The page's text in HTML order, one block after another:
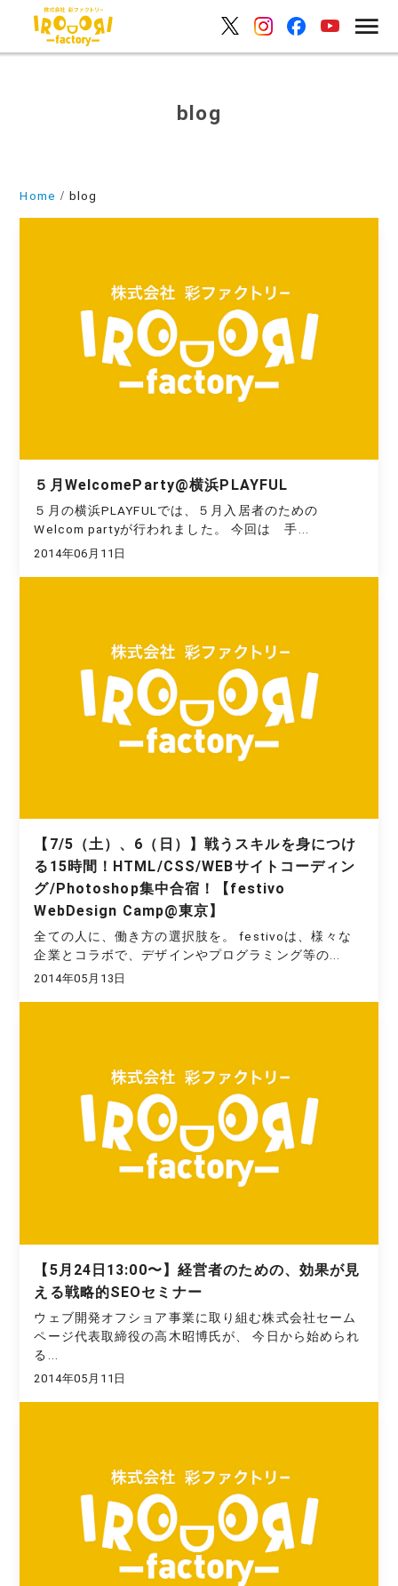
blog
Home blog
５月WelcomeParty@横浜PLAYFUL
５月の横浜PLAYFULでは、５月入居者のための
Welcom partyが行われました。 今回は 手...
2014年06月11日
【7/5（土）、6（日）】戦うスキルを身につけ
る15時間！HTML/CSS/WEBサイトコーディン
グ/Photoshop集中合宿！【festivo
WebDesign Camp@東京】
全ての人に、働き方の選択肢を。 festivoは、様々な
企業とコラボで、デザインやプログラミング等の...
2014年05月13日
【5月24日13:00〜】経営者のための、効果が見
える戦略的SEOセミナー
ウェブ開発オフショア事業に取り組む株式会社セーム
ページ代表取締役の高木昭博氏が、 今日から始められ
る...
2014年05月11日